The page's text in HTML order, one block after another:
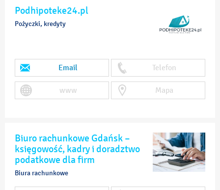
Podhipoteke24.pl
Pożyczki, kredyty
Email Telefon
www Mapa
Biuro rachunkowe Gdańsk –
księgowość, kadry i doradztwo
podatkowe dla firm
Biura rachunkowe